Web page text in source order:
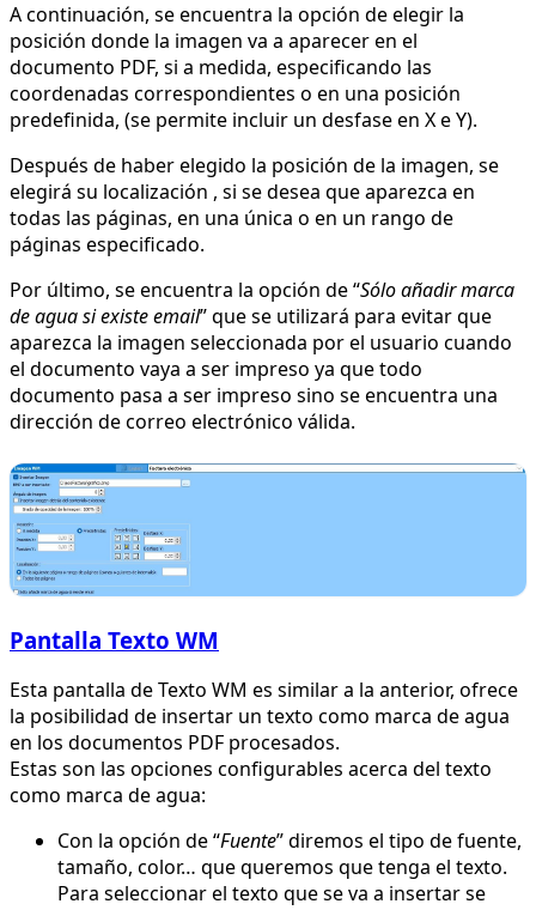
A continuación, se encuentra la opción de elegir la
posición donde la imagen va a aparecer en el
documento PDF, si a medida, especificando las
coordenadas correspondientes o en una posición
predefinida, (se permite incluir un desfase en X e Y).
Después de haber elegido la posición de la imagen, se
elegirá su localización , si se desea que aparezca en
todas las páginas, en una única o en un rango de
páginas especificado.
Por último, se encuentra la opción de “Sólo añadir marca
de agua si existe email” que se utilizará para evitar que
aparezca la imagen seleccionada por el usuario cuando
el documento vaya a ser impreso ya que todo
documento pasa a ser impreso sino se encuentra una
dirección de correo electrónico válida.
Pantalla Texto WM
Esta pantalla de Texto WM es similar a la anterior, ofrece
la posibilidad de insertar un texto como marca de agua
en los documentos PDF procesados.
Estas son las opciones configurables acerca del texto
como marca de agua:
Con la opción de “Fuente” diremos el tipo de fuente,
tamaño, color… que queremos que tenga el texto.
Para seleccionar el texto que se va a insertar se